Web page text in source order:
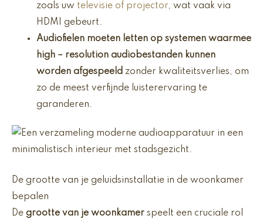
zoals uw televisie of projector, wat vaak via
HDMI gebeurt.
Audiofielen moeten letten op systemen waarmee
high – resolution audiobestanden kunnen
worden afgespeeld zonder kwaliteitsverlies, om
zo de meest verfijnde luisterervaring te
garanderen.
De grootte van je geluidsinstallatie in de woonkamer
bepalen
De grootte van je woonkamer speelt een cruciale rol